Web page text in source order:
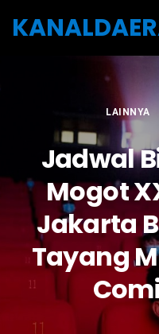
LAINNYA
Jadwal
Mogot
Jakarta
Tayang